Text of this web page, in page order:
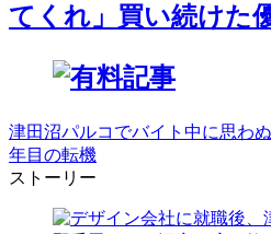
てくれ」買い続けた
津田沼パルコでバイト中に思わ
年目の転機
ストーリー